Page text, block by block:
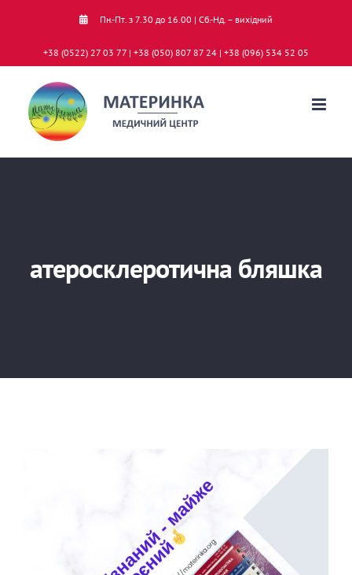
Пн.-Пт. з 7.30 до 16.00 | Сб.-Нд. – вихідний
+38 (0522) 27 03 77 | +38 (050) 807 87 24 | +38 (096) 534 52 05
атеросклеротична бляшка